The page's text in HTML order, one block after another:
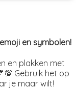
en symbolen!
en plakken met
Gebruik het op
je maar wilt!